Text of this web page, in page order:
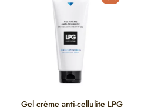
Gel crème anti-cellulite LPG